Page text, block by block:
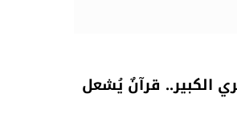
الكبير.. قرآنٌ يُشعل